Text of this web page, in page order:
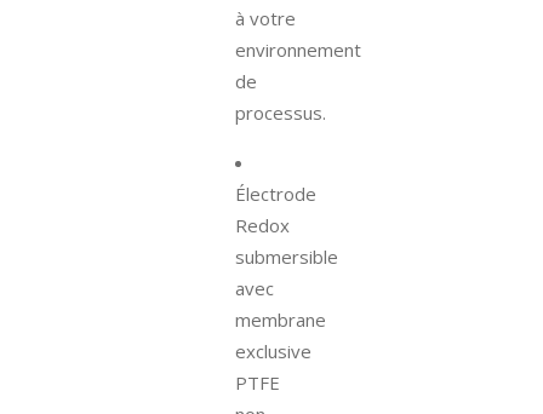
à votre
environnement
de
processus.
Électrode
Redox
submersible
avec
membrane
exclusive
PTFE